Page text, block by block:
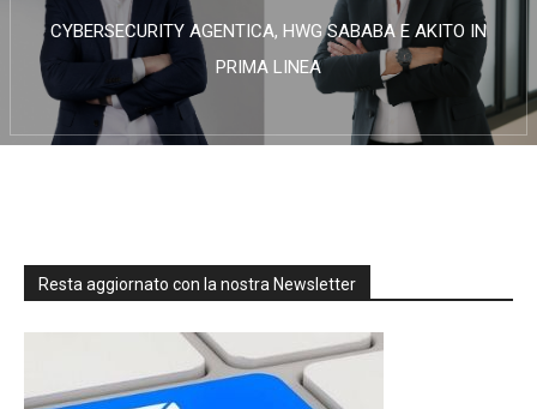
CYBERSECURITY AGENTICA, HWG SABABA E AKITO IN
PRIMA LINEA
Resta aggiornato con la nostra Newsletter